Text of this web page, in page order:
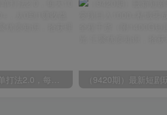
拼多多虚拟爆单打法2.0，每天10分钟，月产5000+，从0到1赚收益教程